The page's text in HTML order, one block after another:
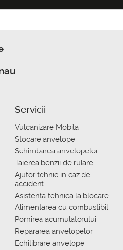
Servicii
Vulcanizare Mobila
Stocare anvelope
Schimbarea anvelopelor
Taierea benzii de rulare
Ajutor tehnic in caz de
accident
Asistenta tehnica la blocare
Alimentarea cu combustibil
Pornirea acumulatorului
Repararea anvelopelor
Echilibrare anvelope